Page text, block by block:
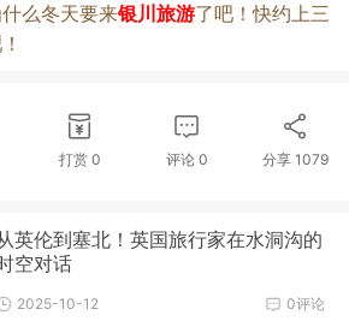
么冬天要来银川旅游了吧！快约上三
打赏 0 评论0 分享 1079
英伦到塞北！英国旅行家在水洞沟的
空对话
0评论
2025-10-12